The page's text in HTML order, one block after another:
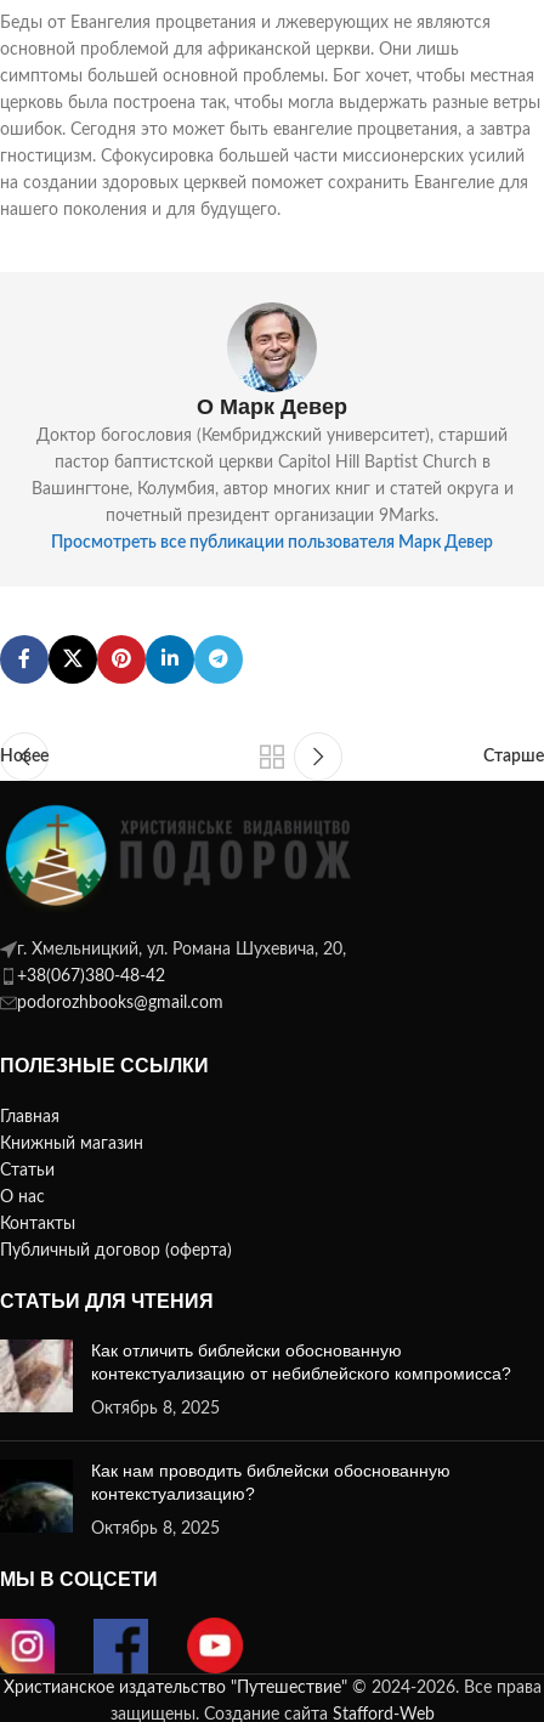
Беды от Евангелия процветания и лжеверующих не являются
основной проблемой для африканской церкви. Они лишь
симптомы большей основной проблемы. Бог хочет, чтобы местная
церковь была построена так, чтобы могла выдержать разные ветры
ошибок. Сегодня это может быть евангелие процветания, а завтра
гностицизм. Сфокусировка большей части миссионерских усилий
на создании здоровых церквей поможет сохранить Евангелие для
нашего поколения и для будущего.
О Марк Девер
Доктор богословия (Кембриджский университет), старший
пастор баптистской церкви Capitol Hill Baptist Church в
Вашингтоне, Колумбия, автор многих книг и статей округа и
почетный президент организации 9Marks.
Просмотреть все публикации пользователя Марк Девер
Новее Старше
г. Хмельницкий, ул. Романа Шухевича, 20,
+38(067)380-48-42
podorozhbooks@gmail.com
ПОЛЕЗНЫЕ ССЫЛКИ
Главная
Книжный магазин
Статьи
О нас
Контакты
Публичный договор (оферта)
СТАТЬИ ДЛЯ ЧТЕНИЯ
Как отличить библейски обоснованную
контекстуализацию от небиблейского компромисса?
Октябрь 8, 2025
Как нам проводить библейски обоснованную
контекстуализацию?
Октябрь 8, 2025
МЫ В СОЦСЕТИ
Христианское издательство "Путешествие"© 2024-2026. Все права
защищены. Создание сайта Stafford-Web